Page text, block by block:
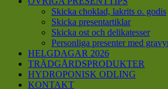
Skicka choklad, lakrits o. godis
Skicka presentartiklar
Skicka ost och delikatesser
Personliga presenter med
HELGDAGAR 2026
TRÄDGÅRDSPRODUKTER
HYDROPONISK ODLING
KONTAKT